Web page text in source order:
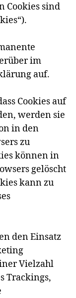
Cookies sind
im
auf.
Cookies auf
werden sie
in den
zu
können in
gelöscht
kann zu
den Einsatz
Vielzahl
Trackings,